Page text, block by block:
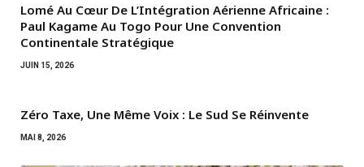
Lomé Au Cœur De L’Intégration Aérienne Africaine :
Paul Kagame Au Togo Pour Une Convention
Continentale Stratégique
JUIN 15, 2026
Zéro Taxe, Une Même Voix : Le Sud Se Réinvente
MAI 8, 2026